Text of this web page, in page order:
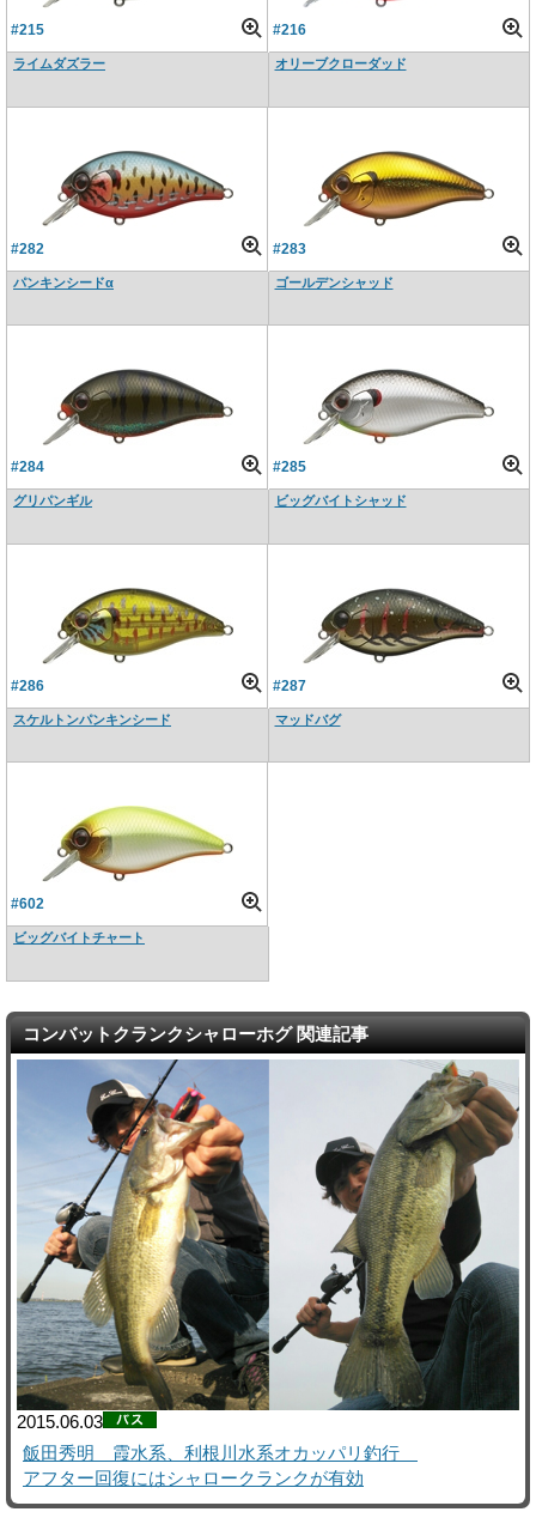
#215
ライムダズラー
#216
オリーブクローダッド
#282
パンキンシードα
#283
ゴールデンシャッド
#284
グリパンギル
#285
ビッグバイトシャッド
#286
スケルトンパンキンシード
#287
マッドバグ
#602
ビッグバイトチャート
コンバットクランクシャローホグ 関連記事
2015.06.03
飯田秀明 霞水系、利根川水系オカッパリ釣行
アフター回復にはシャロークランクが有効